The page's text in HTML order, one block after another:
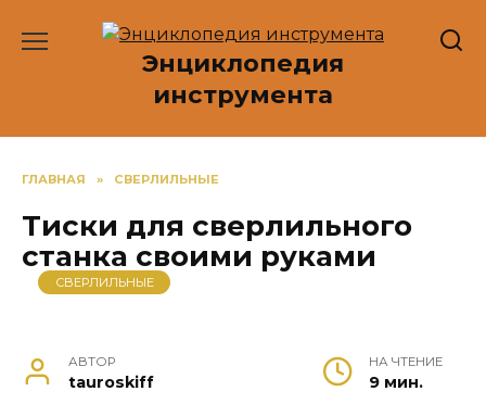
Энциклопедия
инструмента
ГЛАВНАЯ » СВЕРЛИЛЬНЫЕ
Тиски для сверлильного
станка своими руками
СВЕРЛИЛЬНЫЕ
АВТОР
tauroskiff
НА ЧТЕНИЕ
9 мин.